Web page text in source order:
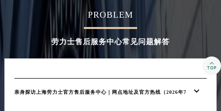
PROBLEM
劳力士售后服务中心常见问题解答
亲身探访上海劳力士官方售后服务中心｜网点地址及官方热线（2026年7
